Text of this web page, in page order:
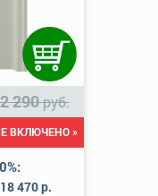
290руб.
ВКЛЮЧЕНО »
470 р.